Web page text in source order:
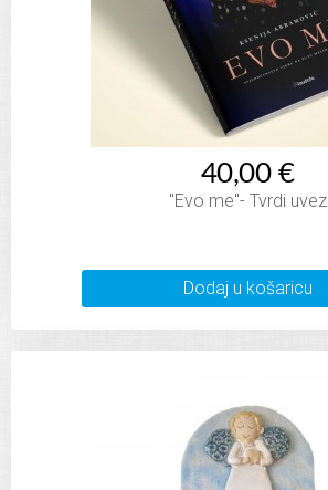
40,00 €
"Evo me"- Tvrdi uvez
Dodaj u košaricu